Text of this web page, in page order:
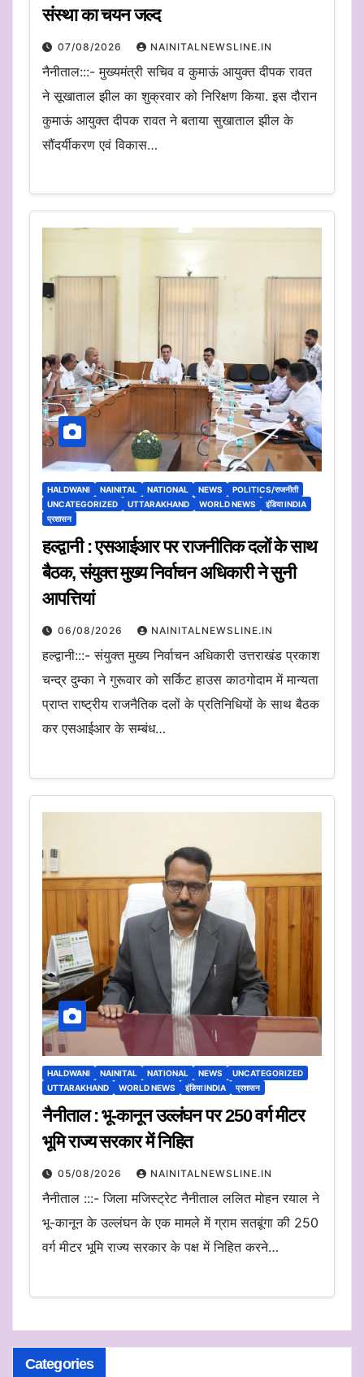
संस्था का चयन जल्द
07/08/2026 NAINITALNEWSLINE.IN
नैनीताल:::- मुख्यमंत्री सचिव व कुमाऊं आयुक्त दीपक रावत
ने सूखाताल झील का शुक्रवार को निरिक्षण किया. इस दौरान
कुमाऊं आयुक्त दीपक रावत ने बताया सुखाताल झील के
सौंदर्यीकरण एवं विकास…
HALDWANI NAINITAL NATIONAL NEWS
POLITICS/राजनीती
UNCATEGORIZED
UTTARAKHAND WORLD NEWS
इंडिया INDIA
प्रशासन
हल्द्वानी : एसआईआर पर राजनीतिक दलों के साथ
बैठक, संयुक्त मुख्य निर्वाचन अधिकारी ने सुनी
आपत्तियां
06/08/2026 NAINITALNEWSLINE.IN
हल्द्वानी:::- संयुक्त मुख्य निर्वाचन अधिकारी उत्तराखंड प्रकाश
चन्द्र दुम्का ने गुरूवार को सर्किट हाउस काठगोदाम में मान्यता
प्राप्त राष्ट्रीय राजनैतिक दलों के प्रतिनिधियों के साथ बैठक
कर एसआईआर के सम्बंध…
HALDWANI NAINITAL NATIONAL NEWS
UNCATEGORIZED
UTTARAKHAND
WORLD NEWS इंडिया INDIA प्रशासन
नैनीताल : भू-कानून उल्लंघन पर 250 वर्ग मीटर
भूमि राज्य सरकार में निहित
05/08/2026 NAINITALNEWSLINE.IN
नैनीताल :::- जिला मजिस्ट्रेट नैनीताल ललित मोहन रयाल ने
भू-कानून के उल्लंघन के एक मामले में ग्राम सतबूंगा की 250
वर्ग मीटर भूमि राज्य सरकार के पक्ष में निहित करने…
Categories